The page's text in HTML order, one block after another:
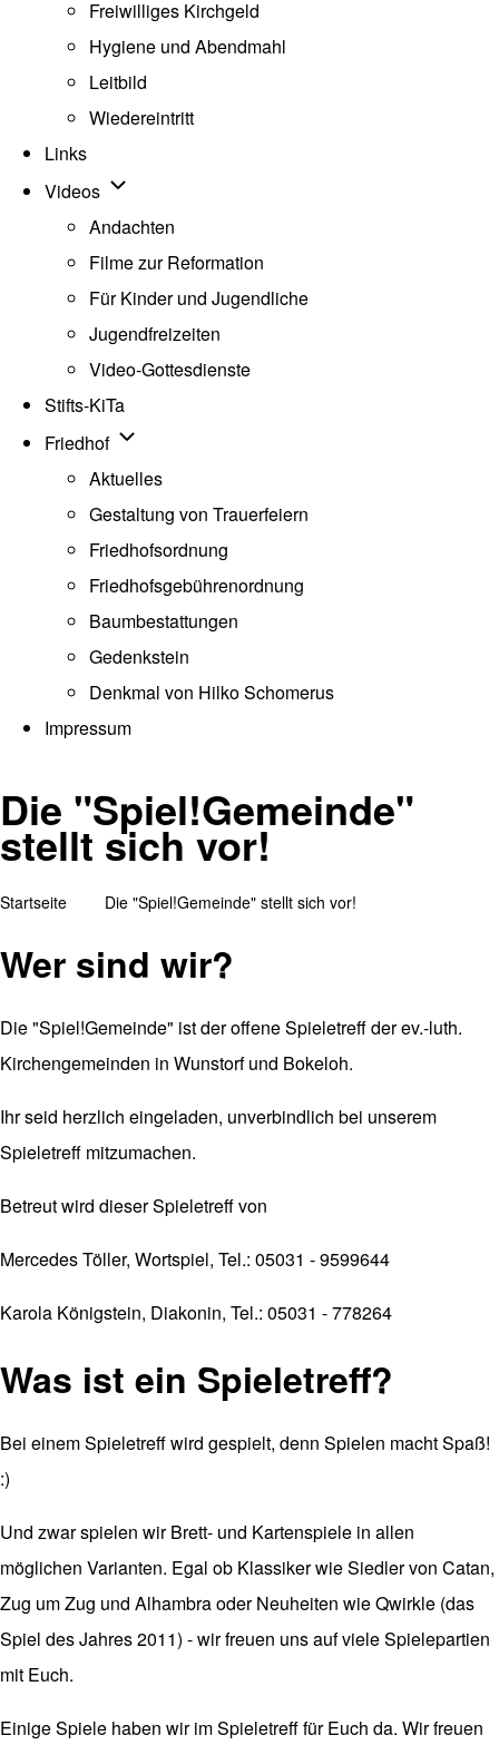
Freiwilliges Kirchgeld
Hygiene und Abendmahl
Leitbild
Wiedereintritt
Links
Videos Unternavigation von Videos
Andachten
Filme zur Reformation
Für Kinder und Jugendliche
Jugendfreizeiten
Video-Gottesdienste
Stifts-KiTa
Friedhof Unternavigation von Friedhof
Aktuelles
Gestaltung von Trauerfeiern
Friedhofsordnung
Friedhofsgebührenordnung
Baumbestattungen
Gedenkstein
Denkmal von Hilko Schomerus
Impressum
Die "Spiel!Gemeinde"
stellt sich vor!
Startseite Die "Spiel!Gemeinde" stellt sich vor!
Wer sind wir?
Die "Spiel!Gemeinde" ist der offene Spieletreff der ev.-luth.
Kirchengemeinden in Wunstorf und Bokeloh.
Ihr seid herzlich eingeladen, unverbindlich bei unserem
Spieletreff mitzumachen.
Betreut wird dieser Spieletreff von
Mercedes Töller, Wortspiel, Tel.: 05031 - 9599644
Karola Königstein, Diakonin, Tel.: 05031 - 778264
Was ist ein Spieletreff?
Bei einem Spieletreff wird gespielt, denn Spielen macht Spaß!
:)
Und zwar spielen wir Brett- und Kartenspiele in allen
möglichen Varianten. Egal ob Klassiker wie Siedler von Catan,
Zug um Zug und Alhambra oder Neuheiten wie Qwirkle (das
Spiel des Jahres 2011) - wir freuen uns auf viele Spielepartien
mit Euch.
Einige Spiele haben wir im Spieletreff für Euch da. Wir freuen